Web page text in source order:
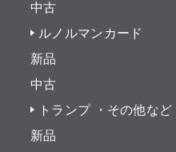
中古
ルノルマンカード
新品
中古
トランプ ・その他など
新品